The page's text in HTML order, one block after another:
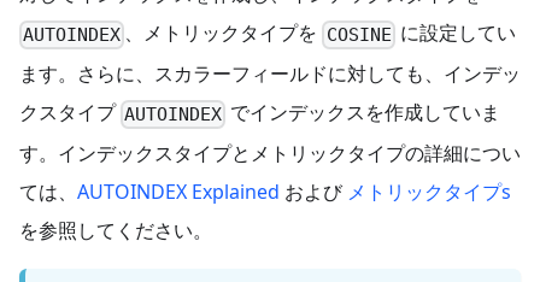
AUTOINDEX 、メトリックタイプを COSINE に設定してい
ます。さらに、スカラーフィールドに対しても、インデッ
クスタイプ AUTOINDEX でインデックスを作成していま
す。インデックスタイプとメトリックタイプの詳細につい
ては、 AUTOINDEX Explained および メトリックタイプs
を参照してください。